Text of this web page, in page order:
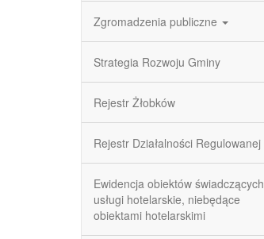
Zgromadzenia publiczne
Strategia Rozwoju Gminy
Rejestr Żłobków
Rejestr Działalności Regulowanej
Ewidencja obiektów świadczących
usługi hotelarskie, niebędące
obiektami hotelarskimi